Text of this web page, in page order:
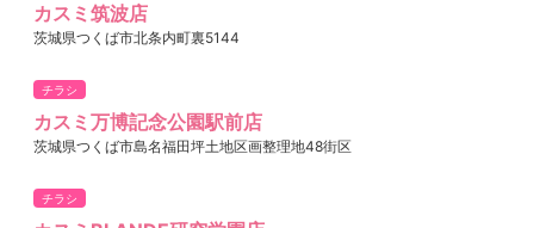
カスミ筑波店
茨城県つくば市北条内町裏5144
チラシ
カスミ万博記念公園駅前店
茨城県つくば市島名福田坪土地区画整理地48街区
チラシ